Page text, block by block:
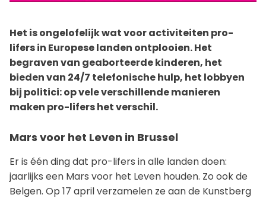
Het is ongelofelijk wat voor activiteiten pro-
lifers in Europese landen ontplooien. Het
begraven van geaborteerde kinderen, het
bieden van 24/7 telefonische hulp, het lobbyen
bij politici: op vele verschillende manieren
maken pro-lifers het verschil.
Mars voor het Leven in Brussel
Er is één ding dat pro-lifers in alle landen doen:
jaarlijks een Mars voor het Leven houden. Zo ook de
Belgen. Op 17 april verzamelen ze aan de Kunstberg